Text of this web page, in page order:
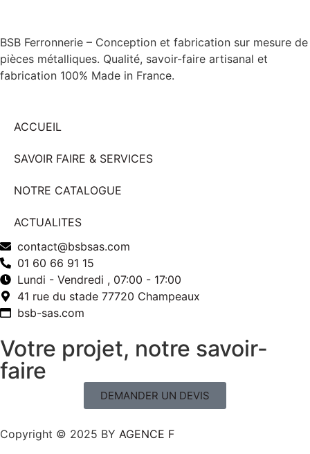
BSB Ferronnerie – Conception et fabrication sur mesure de
pièces métalliques. Qualité, savoir-faire artisanal et
fabrication 100% Made in France.
ACCUEIL
SAVOIR FAIRE & SERVICES
NOTRE CATALOGUE
ACTUALITES
contact@bsbsas.com
01 60 66 91 15
Lundi - Vendredi , 07:00 - 17:00
41 rue du stade 77720 Champeaux
bsb-sas.com
Votre projet, notre savoir-
faire
DEMANDER UN DEVIS
Copyright © 2025 BY AGENCE F